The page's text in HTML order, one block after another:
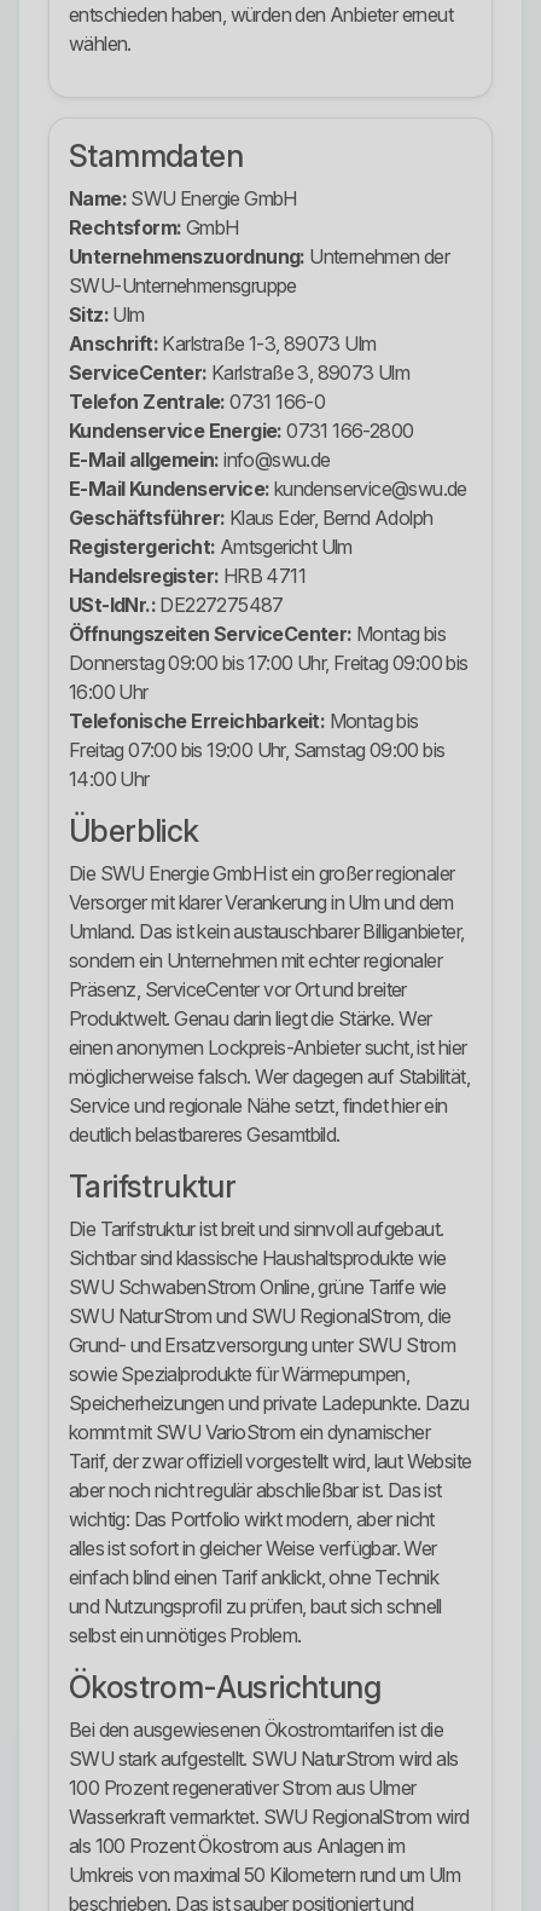
entschieden haben, würden den Anbieter erneut
wählen.
Stammdaten
Name: SWU Energie GmbH
Rechtsform: GmbH
Unternehmenszuordnung: Unternehmen der
SWU-Unternehmensgruppe
Sitz: Ulm
Anschrift: Karlstraße 1-3, 89073 Ulm
ServiceCenter: Karlstraße 3, 89073 Ulm
Telefon Zentrale: 0731 166-0
Kundenservice Energie: 0731 166-2800
E-Mail allgemein: info@swu.de
E-Mail Kundenservice: kundenservice@swu.de
Geschäftsführer: Klaus Eder, Bernd Adolph
Registergericht: Amtsgericht Ulm
Handelsregister: HRB 4711
USt-IdNr.: DE227275487
Öffnungszeiten ServiceCenter: Montag bis
Donnerstag 09:00 bis 17:00 Uhr, Freitag 09:00 bis
16:00 Uhr
Telefonische Erreichbarkeit: Montag bis
Freitag 07:00 bis 19:00 Uhr, Samstag 09:00 bis
14:00 Uhr
Überblick
Die SWU Energie GmbH ist ein großer regionaler
Versorger mit klarer Verankerung in Ulm und dem
Umland. Das ist kein austauschbarer Billiganbieter,
sondern ein Unternehmen mit echter regionaler
Präsenz, ServiceCenter vor Ort und breiter
Produktwelt. Genau darin liegt die Stärke. Wer
einen anonymen Lockpreis-Anbieter sucht, ist hier
möglicherweise falsch. Wer dagegen auf Stabilität,
Service und regionale Nähe setzt, findet hier ein
deutlich belastbareres Gesamtbild.
Tarifstruktur
Die Tarifstruktur ist breit und sinnvoll aufgebaut.
Sichtbar sind klassische Haushaltsprodukte wie
SWU SchwabenStrom Online, grüne Tarife wie
SWU NaturStrom und SWU RegionalStrom, die
Grund- und Ersatzversorgung unter SWU Strom
sowie Spezialprodukte für Wärmepumpen,
Speicherheizungen und private Ladepunkte. Dazu
kommt mit SWU VarioStrom ein dynamischer
Tarif, der zwar offiziell vorgestellt wird, laut Website
aber noch nicht regulär abschließbar ist. Das ist
wichtig: Das Portfolio wirkt modern, aber nicht
alles ist sofort in gleicher Weise verfügbar. Wer
einfach blind einen Tarif anklickt, ohne Technik
und Nutzungsprofil zu prüfen, baut sich schnell
selbst ein unnötiges Problem.
Ökostrom-Ausrichtung
Bei den ausgewiesenen Ökostromtarifen ist die
SWU stark aufgestellt. SWU NaturStrom wird als
100 Prozent regenerativer Strom aus Ulmer
Wasserkraft vermarktet. SWU RegionalStrom wird
als 100 Prozent Ökostrom aus Anlagen im
Umkreis von maximal 50 Kilometern rund um Ulm
beschrieben. Das ist sauber positioniert und